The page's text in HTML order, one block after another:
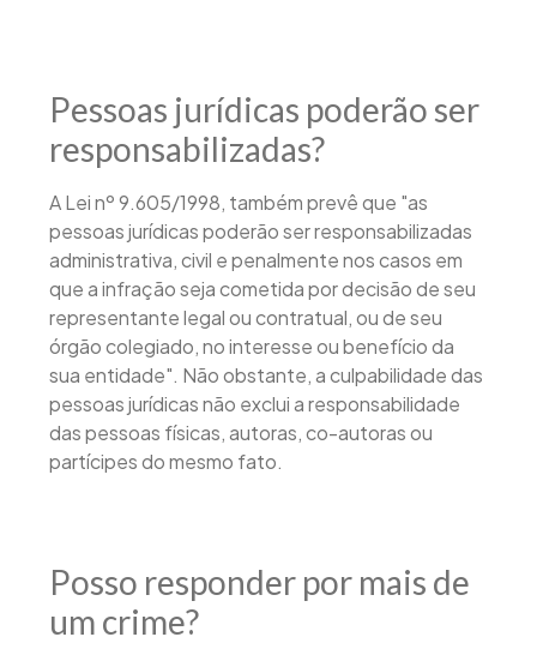
Pessoas jurídicas poderão ser
responsabilizadas?
A Lei nº 9.605/1998, também prevê que "as
pessoas jurídicas poderão ser responsabilizadas
administrativa, civil e penalmente nos casos em
que a infração seja cometida por decisão de seu
representante legal ou contratual, ou de seu
órgão colegiado, no interesse ou benefício da
sua entidade". Não obstante, a culpabilidade das
pessoas jurídicas não exclui a responsabilidade
das pessoas físicas, autoras, co-autoras ou
partícipes do mesmo fato.
Posso responder por mais de
um crime?